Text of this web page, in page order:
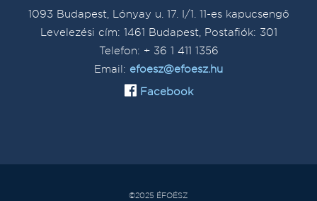
1093 Budapest, Lónyay u. 17. I/1. 11-es kapucsengő
Levelezési cím: 1461 Budapest, Postafiók: 301
Telefon: + 36 1 411 1356
Email: efoesz@efoesz.hu
Facebook
©2025 ÉFOÉSZ